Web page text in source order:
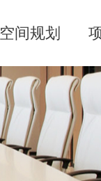
空间规划